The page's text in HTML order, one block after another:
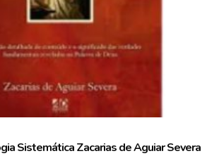
Sistemática Zacarias de Aguiar Severa